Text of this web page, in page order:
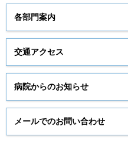
各部門案内
交通アクセス
病院からのお知らせ
メールでのお問い合わせ